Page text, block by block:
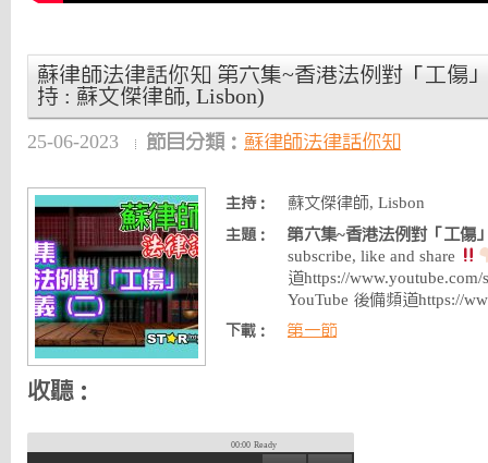
蘇律師法律話你知 第六集~香港法例對「工傷
持 : 蘇文傑律師, Lisbon)
25-06-2023 節目分類： 蘇律師法律話你知
主持： 蘇文傑律師, Lisbon
主題：
第六集~香港法例對「工傷
subscribe, like and share
道https://
YouTube 後備頻道https://
下載： 第一節
收聽：
00:00 Ready